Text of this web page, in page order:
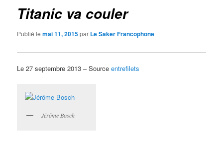
Titanic va couler
Publié lemai 11, 2015par Le Saker Francophone
Le 27 septembre 2013 – Sourceentrefilets
Jérôme Bosch